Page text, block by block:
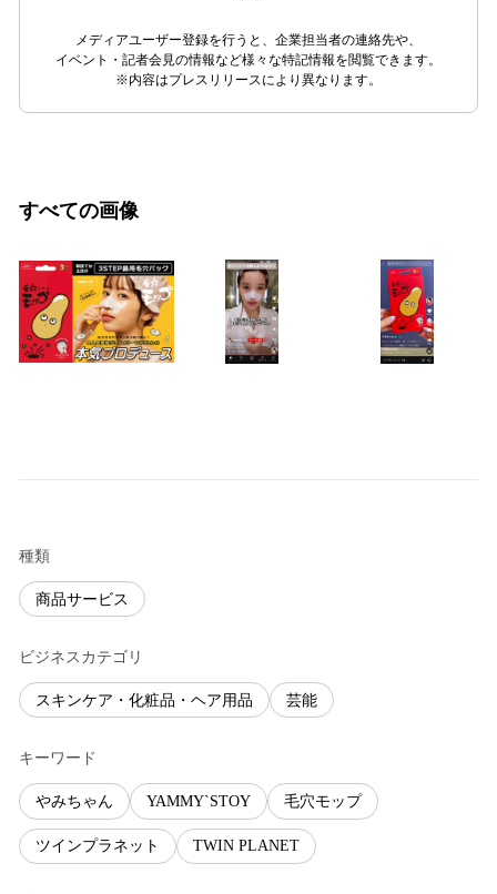
メディアユーザー登録を行うと、企業担当者の連絡先や、
イベント・記者会見の情報など様々な特記情報を閲覧できます。
※内容はプレスリリースにより異なります。
すべての画像
種類
商品サービス
ビジネスカテゴリ
スキンケア・化粧品・ヘア用品 芸能
キーワード
やみちゃん YAMMY`STOY 毛穴モップ
ツインプラネット TWIN PLANET